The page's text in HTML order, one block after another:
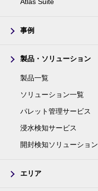
事例
製品・ソリューション
製品一覧
ソリューション一覧
パレット管理サービス
浸水検知サービス
開封検知ソリューション
エリア